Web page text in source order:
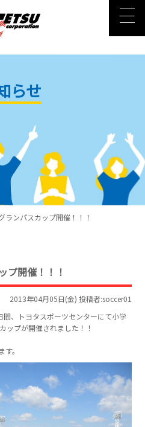
らせ
ランパスカップ開催！！！
プ開催！！！
2013年04月05日(金) 投稿者:soccer01
、トヨタスポーツセンターにて小学
ップが開催されました！！
。